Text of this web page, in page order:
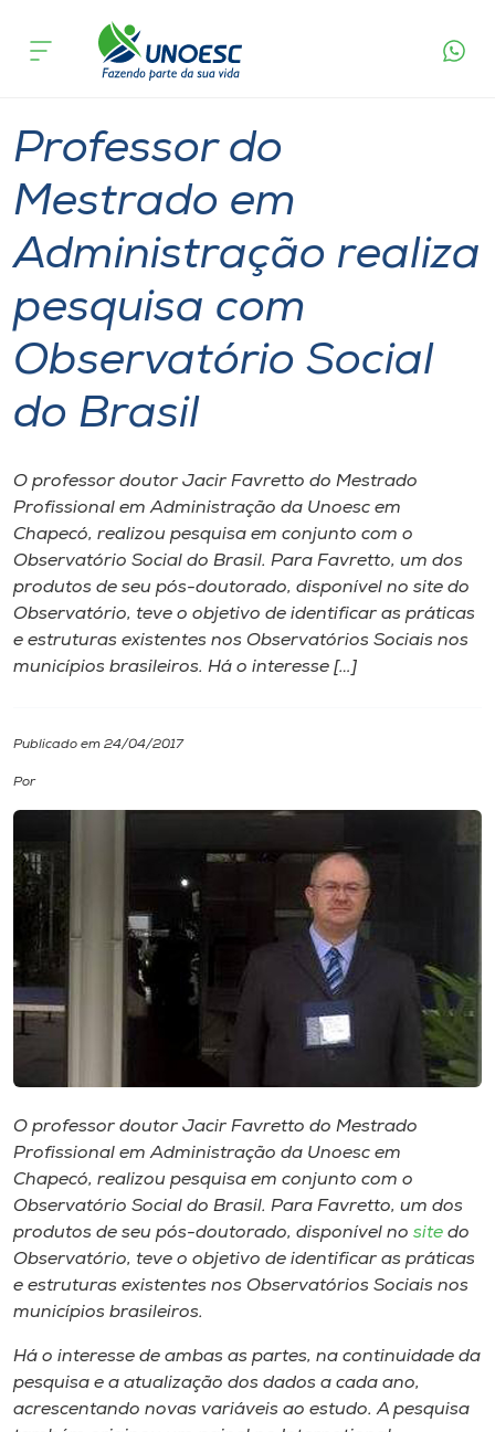
Cursos
Pesquisa
Atendimento ao Estudante
Portal de Ensino
Unoesc
Internacionalização
I.nova
Diplomados
Cultura
CPA
Biblioteca
Editora
Rádio
Museu
Selecione
A+
acontece
Professor do
Mestrado em
Administração realiza
pesquisa com
Observatório Social
do Brasil
O professor doutor Jacir Favretto do Mestrado
Profissional em Administração da Unoesc em
Chapecó, realizou pesquisa em conjunto com o
Observatório Social do Brasil. Para Favretto, um dos
produtos de seu pós-doutorado, disponível no site do
Observatório, teve o objetivo de identificar as práticas
e estruturas existentes nos Observatórios Sociais nos
municípios brasileiros. Há o interesse […]
Publicado em 24/04/2017
Por
O professor doutor Jacir Favretto do Mestrado
Profissional em Administração da Unoesc em
Chapecó, realizou pesquisa em conjunto com o
Observatório Social do Brasil. Para Favretto, um dos
produtos de seu pós-doutorado, disponível no site do
Observatório, teve o objetivo de identificar as práticas
e estruturas existentes nos Observatórios Sociais nos
municípios brasileiros.
Há o interesse de ambas as partes, na continuidade da
pesquisa e a atualização dos dados a cada ano,
acrescentando novas variáveis ao estudo. A pesquisa